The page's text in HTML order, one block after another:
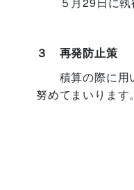
３ 再発防止策
積算の際に用い
努めてまいります。